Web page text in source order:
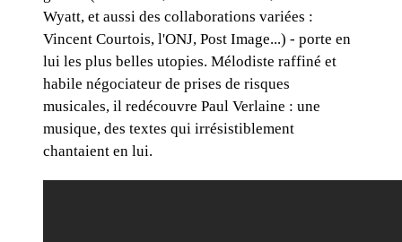
Wyatt, et aussi des collaborations variées :
Vincent Courtois, l'ONJ, Post Image...) - porte en
lui les plus belles utopies. Mélodiste raffiné et
habile négociateur de prises de risques
musicales, il redécouvre Paul Verlaine : une
musique, des textes qui irrésistiblement
chantaient en lui.